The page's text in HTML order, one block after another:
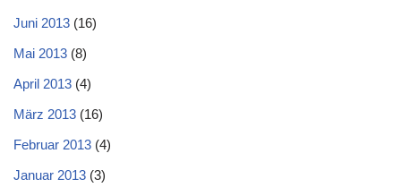
Juni 2013 (16)
Mai 2013 (8)
April 2013 (4)
März 2013 (16)
Februar 2013 (4)
Januar 2013 (3)